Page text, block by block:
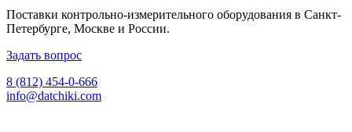
Поставки контрольно-измерительного оборудования в Санкт-
Петербурге, Москве и России.
Задать вопрос
8 (812) 454-0-666
info@datchiki.com